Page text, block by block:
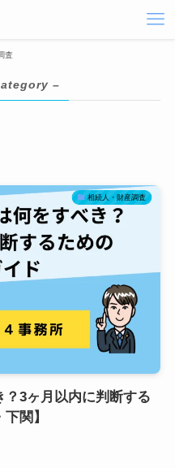
査
–
相続人・財産調査
3ヶ月以内に判断する
関】